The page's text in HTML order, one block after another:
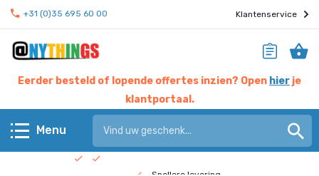
+31 (0)35 695 60 00 Klantenservice
Eerder besteld of lopende offertes inzien? Open hier je
klantportaal.
Menu
Hier werken experts voor jou